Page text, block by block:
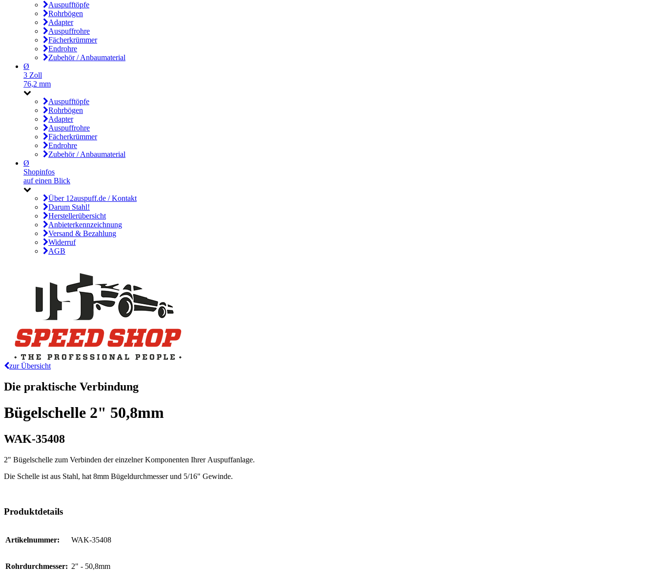
Auspufftöpfe
Rohrbögen
Adapter
Auspuffrohre
Fächerkrümmer
Endrohre
Zubehör / Anbaumaterial
Ø
3 Zoll
76,2 mm
Auspufftöpfe
Rohrbögen
Adapter
Auspuffrohre
Fächerkrümmer
Endrohre
Zubehör / Anbaumaterial
Ø
Shopinfos
auf einen Blick
Über 12auspuff.de / Kontakt
Darum Stahl!
Herstellerübersicht
Anbieterkennzeichnung
Versand & Bezahlung
Widerruf
AGB
zur Übersicht
Die praktische Verbindung
Bügelschelle 2" 50,8mm
WAK-35408
2" Bügelschelle zum Verbinden der einzelner Komponenten Ihrer Auspuffanlage.
Die Schelle ist aus Stahl, hat 8mm Bügeldurchmesser und 5/16" Gewinde.
Produktdetails
Artikelnummer: WAK-35408
Rohrdurchmesser: 2" - 50,8mm